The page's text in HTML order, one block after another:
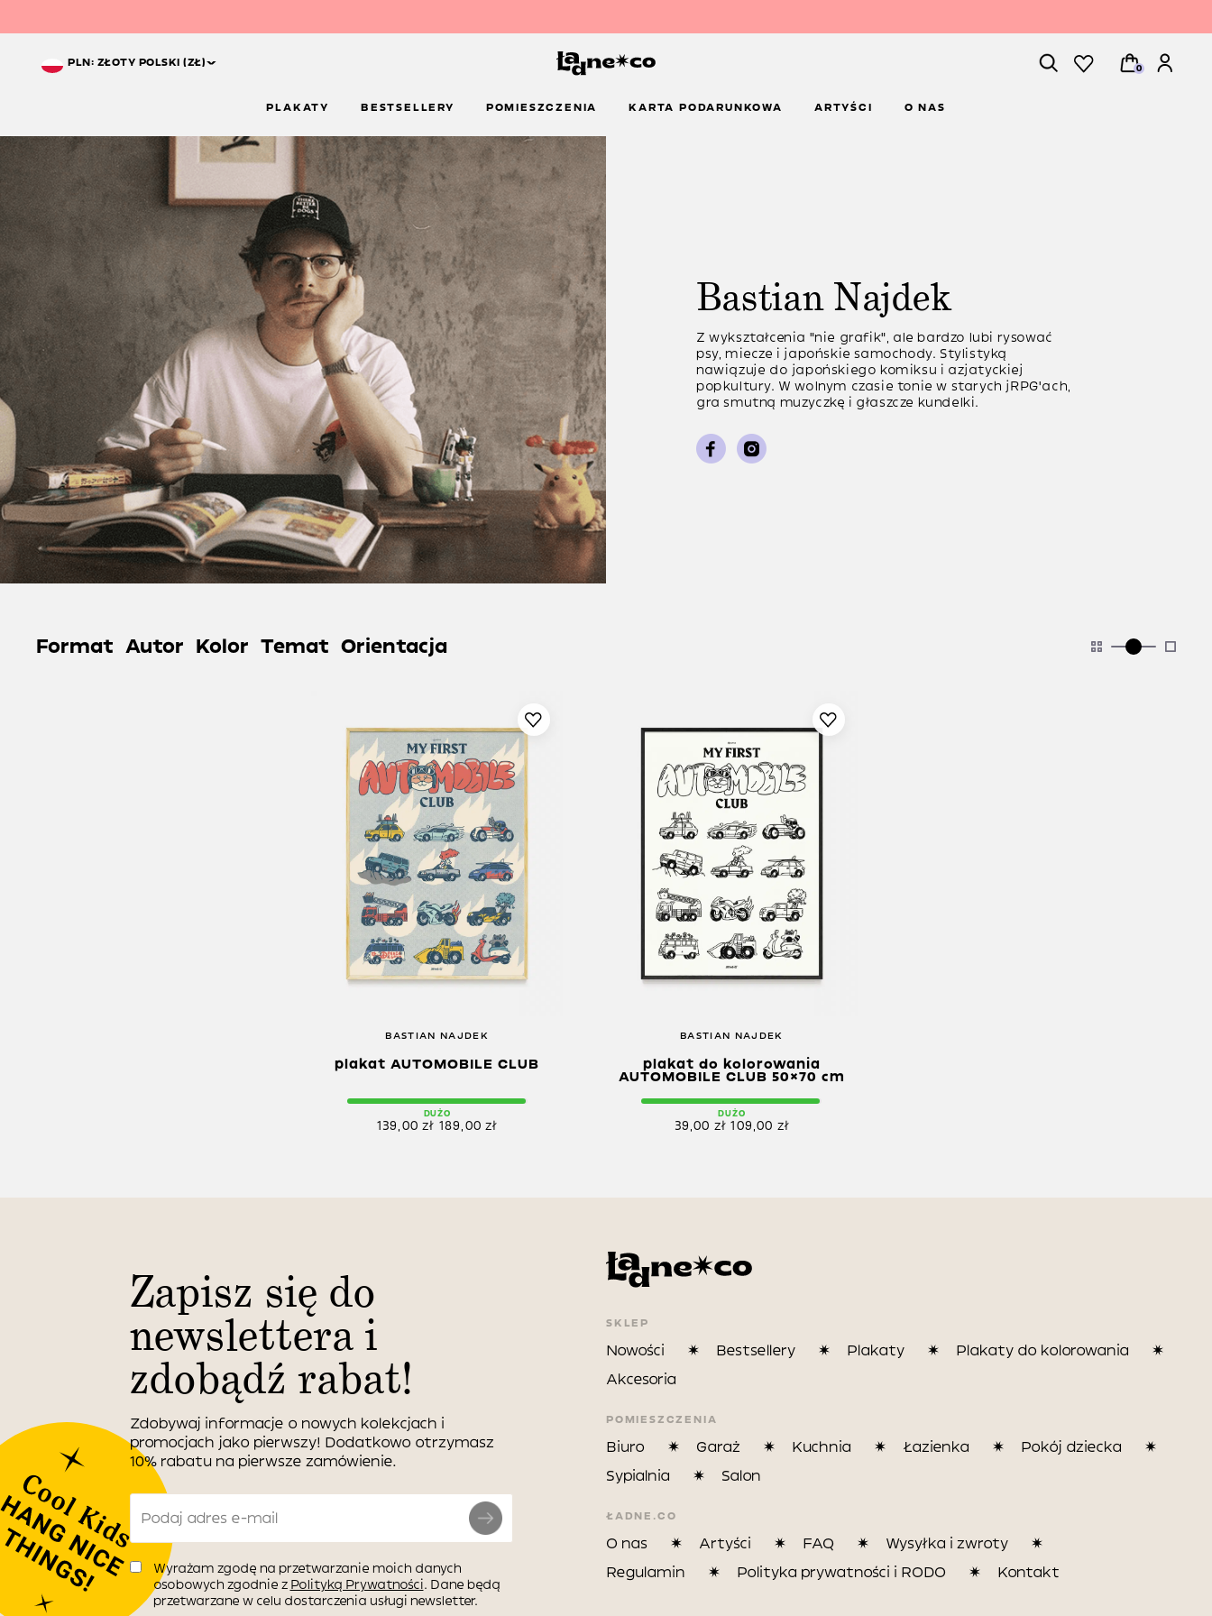
PLN: ZŁOTY POLSKI (ZŁ)^
0
PLAKATY BESTSELLERY POMIESZCZENIA KARTA PODARUNKOWA ARTYŚCI O NAS
Bastian Najdek
Z wykształcenia "nie grafik", ale bardzo lubi rysować
psy, miecze i japońskie samochody. Stylistyką
nawiązuje do japońskiego komiksu i azjatyckiej
popkultury. W wolnym czasie tonie w starych jRPG'ach,
gra smutną muzyczkę i głaszcze kundelki.
Format Autor Kolor Temat Orientacja
BASTIAN NAJDEK
plakat AUTOMOBILE CLUB
DUŻO
139,00zł 189,00zł
BASTIAN NAJDEK
plakat do kolorowania
AUTOMOBILE CLUB 50×70 cm
DUŻO
39,00 zł 109,00 zł
Zapisz się do
newslettera i
zdobądź rabat!
Zdobywaj informacje o nowych kolekcjach i
promocjach jako pierwszy! Dodatkowo otrzymasz
10% rabatu na pierwsze zamówienie.
Wyrażam zgodę na przetwarzanie moich danych
osobowych zgodnie z Polityką Prywatności. Dane będą
przetwarzane w celu dostarczenia usługi newsletter.
SKLEP
Nowości Bestsellery Plakaty
Plakaty do kolorowania
Akcesoria
POMIESZCZENIA
Biuro Garaż Kuchnia Łazienka
Pokój dziecka
Sypialnia
Salon
ŁADNE.CO
O nas Artyści FAQ
Wysyłka i zwroty
Regulamin
Polityka prywatności i RODO Kontakt